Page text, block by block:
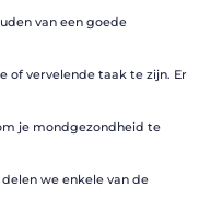
van een goede
of vervelende taak te zijn. Er
je mondgezondheid te
we enkele van de